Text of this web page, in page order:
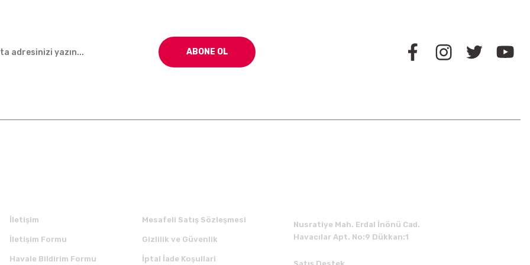
ABONE OL
İletişim
İletişim Formu
Havale Bildirim Formu
Mesafeli Satış Sözleşmesi
Gizlilik ve Güvenlik
İptal İade Koşullari
Nusratiye Mah. Erdal İnönü Cad.
Havacılar Apt. No:9 Dükkan:1